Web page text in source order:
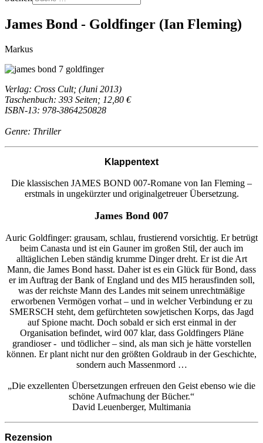
James Bond - Goldfinger (Ian Fleming)
Markus
Verlag: Cross Cult; (Juni 2013)
Taschenbuch: 393 Seiten; 12,80 €
ISBN-13: 978-3864250828
Genre: Thriller
Klappentext
Die klassischen JAMES BOND 007-Romane von Ian Fleming –
erstmals in ungekürzter und originalgetreuer Übersetzung.
James Bond 007
Auric Goldfinger: grausam, schlau, frustierend vorsichtig. Er betrügt
beim Canasta und ist ein Gauner im großen Stil, der auch im
alltäglichen Leben ständig krumme Dinger dreht. Er ist die Art
Mann, die James Bond hasst. Daher ist es ein Glück für Bond, dass
er im Auftrag der Bank of England und des MI5 herausfinden soll,
was der reichste Mann des Landes mit seinem unrechtmäßige
erworbenen Vermögen vorhat – und in welcher Verbindung er zu
SMERSCH steht, dem gefürchteten sowjetischen Korps, das Jagd
auf Spione macht. Doch sobald er sich erst einmal in der
Organisation befindet, wird 007 klar, dass Goldfingers Pläne
grandioser - und tödlicher – sind, als man sich je hätte vorstellen
können. Er plant nicht nur den größten Goldraub in der Geschichte,
sondern auch Massenmord …
„Die exzellenten Übersetzungen erfreuen den Geist ebenso wie die
schöne Aufmachung der Bücher.“
David Leuenberger, Multimania
Rezension